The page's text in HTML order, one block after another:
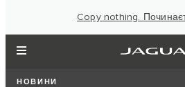
Copy nothing.
НОВИНИ